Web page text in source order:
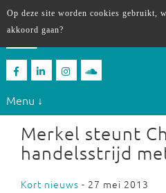
Menu ↓
Merkel steunt
handelsstrijd
Kort nieuws - 27 mei 2013
Op deze site worden cookies gebruikt,
akkoord gaan?